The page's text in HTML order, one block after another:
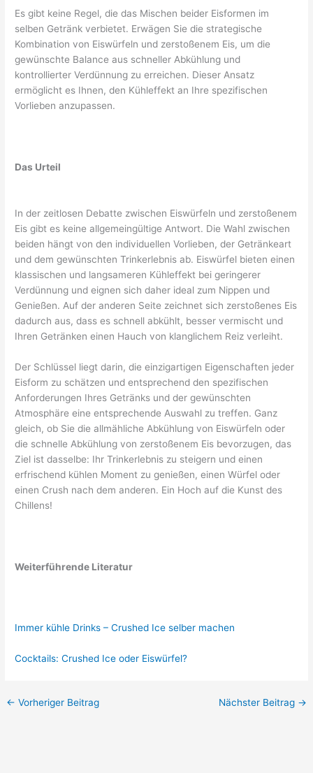
Es gibt keine Regel, die das Mischen beider Eisformen im
selben Getränk verbietet. Erwägen Sie die strategische
Kombination von Eiswürfeln und zerstoßenem Eis, um die
gewünschte Balance aus schneller Abkühlung und
kontrollierter Verdünnung zu erreichen. Dieser Ansatz
ermöglicht es Ihnen, den Kühleffekt an Ihre spezifischen
Vorlieben anzupassen.
Das Urteil
In der zeitlosen Debatte zwischen Eiswürfeln und zerstoßenem
Eis gibt es keine allgemeingültige Antwort. Die Wahl zwischen
beiden hängt von den individuellen Vorlieben, der Getränkeart
und dem gewünschten Trinkerlebnis ab. Eiswürfel bieten einen
klassischen und langsameren Kühleffekt bei geringerer
Verdünnung und eignen sich daher ideal zum Nippen und
Genießen. Auf der anderen Seite zeichnet sich zerstoßenes Eis
dadurch aus, dass es schnell abkühlt, besser vermischt und
Ihren Getränken einen Hauch von klanglichem Reiz verleiht.
Der Schlüssel liegt darin, die einzigartigen Eigenschaften jeder
Eisform zu schätzen und entsprechend den spezifischen
Anforderungen Ihres Getränks und der gewünschten
Atmosphäre eine entsprechende Auswahl zu treffen. Ganz
gleich, ob Sie die allmähliche Abkühlung von Eiswürfeln oder
die schnelle Abkühlung von zerstoßenem Eis bevorzugen, das
Ziel ist dasselbe: Ihr Trinkerlebnis zu steigern und einen
erfrischend kühlen Moment zu genießen, einen Würfel oder
einen Crush nach dem anderen. Ein Hoch auf die Kunst des
Chillens!
Weiterführende Literatur
Immer kühle Drinks – Crushed Ice selber machen
Cocktails: Crushed Ice oder Eiswürfel?
← Vorheriger Beitrag Nächster Beitrag →